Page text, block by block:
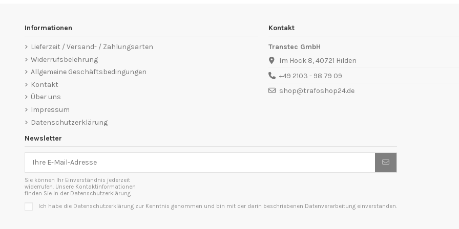
Informationen
Lieferzeit / Versand- / Zahlungsarten
Widerrufsbelehrung
Allgemeine Geschäftsbedingungen
Kontakt
Über uns
Impressum
Datenschutzerklärung
Kontakt
Transtec GmbH
Im Hock 8, 40721 Hilden
+49 2103 - 98 79 09
shop@trafoshop24.de
Newsletter
Sie können Ihr Einverständnis jederzeit
widerrufen. Unsere Kontaktinformationen
finden Sie in der Datenschutzerklärung.
Ich habe die Datenschutzerklärung zur Kenntnis genommen und bin mit der darin beschriebenen Datenverarbeitung einverstanden.